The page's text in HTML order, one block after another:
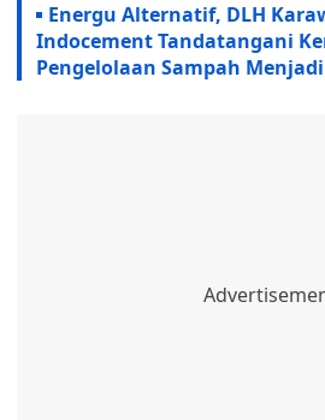
Energu Alternatif, DLH
Indocement Tandatangani
Pengelolaan Sampah Menjadi